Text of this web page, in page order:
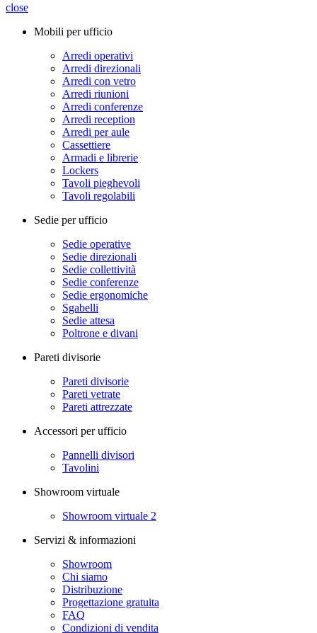
close
Mobili per ufficio
Arredi operativi
Arredi direzionali
Arredi con vetro
Arredi riunioni
Arredi conferenze
Arredi reception
Arredi per aule
Cassettiere
Armadi e librerie
Lockers
Tavoli pieghevoli
Tavoli regolabili
Sedie per ufficio
Sedie operative
Sedie direzionali
Sedie collettività
Sedie conferenze
Sedie ergonomiche
Sgabelli
Sedie attesa
Poltrone e divani
Pareti divisorie
Pareti divisorie
Pareti vetrate
Pareti attrezzate
Accessori per ufficio
Pannelli divisori
Tavolini
Showroom virtuale
Showroom virtuale 2
Servizi & informazioni
Showroom
Chi siamo
Distribuzione
Progettazione gratuita
FAQ
Condizioni di vendita